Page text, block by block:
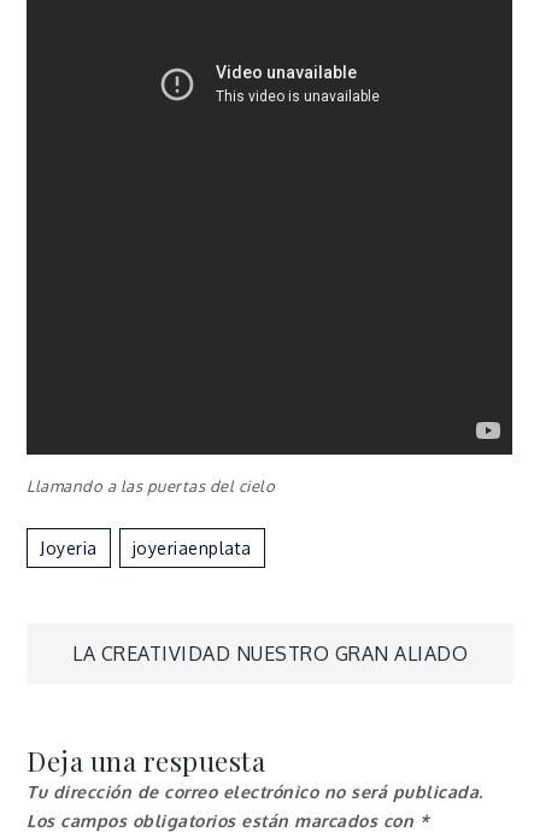
Llamando a las puertas del cielo
Joyeria Joyeriaenplata
Navegación
de
entradas
LA CREATIVIDAD NUESTRO GRAN ALIADO
Deja una respuesta
Tu dirección de correo electrónico no será publicada.
Los campos obligatorios están marcados con *